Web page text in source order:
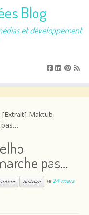
Blog
et développement
[Extrait] Maktub,
pas…
pas…
auteur histoire le24 mars